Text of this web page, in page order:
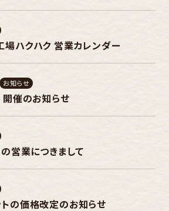
ハクハク 営業カレンダー
お知らせ
催のお知らせ
営業につきまして
の価格改定のお知らせ